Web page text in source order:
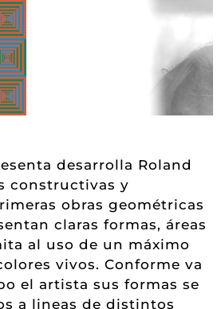
desarrolla Roland
constructivas y
obras geométricas
claras formas, áreas
al uso de un máximo
vivos. Conforme va
el artista sus formas se
a lineas de distintos